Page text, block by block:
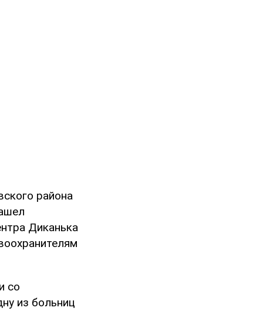
района
Диканька
со
из больниц